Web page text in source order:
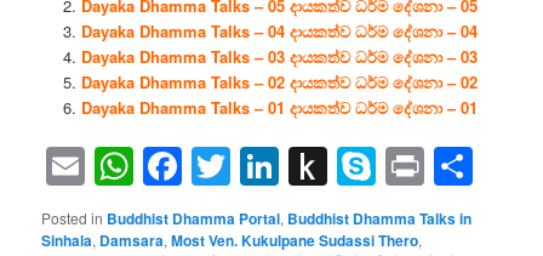
Dayaka Dhamma Talks – 05 දායකත්ව ධර්ම දේශනා – 05
Dayaka Dhamma Talks – 04 දායකත්ව ධර්ම දේශනා – 04
Dayaka Dhamma Talks – 03 දායකත්ව ධර්ම දේශනා – 03
Dayaka Dhamma Talks – 02 දායකත්ව ධර්ම දේශනා – 02
Dayaka Dhamma Talks – 01 දායකත්ව ධර්ම දේශනා – 01
EmailWhatsApp
Facebook
Twitter
LinkedIn
Push
to
Kindle
Skype
Print
Posted in Buddhist Dhamma Portal, Buddhist Dhamma Talks in
Sinhala, Damsara,Most Ven. Kukulpane Sudassi Thero,